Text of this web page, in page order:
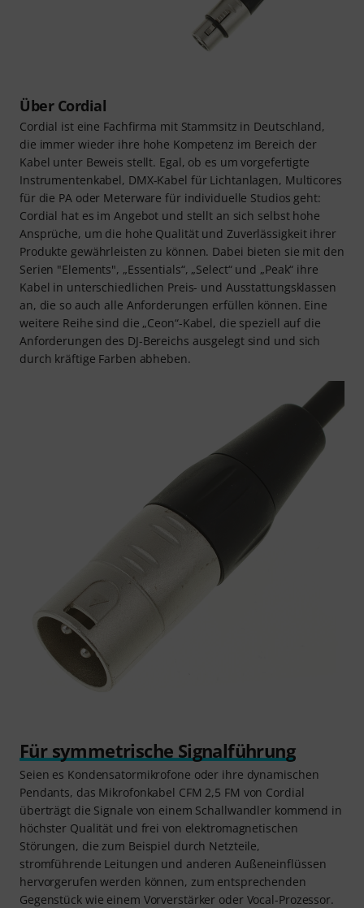
Über Cordial
Cordial ist eine Fachfirma mit Stammsitz in Deutschland,
die immer wieder ihre hohe Kompetenz im Bereich der
Kabel unter Beweis stellt. Egal, ob es um vorgefertigte
Instrumentenkabel, DMX-Kabel für Lichtanlagen, Multicores
für die PA oder Meterware für individuelle Studios geht:
Cordial hat es im Angebot und stellt an sich selbst hohe
Ansprüche, um die hohe Qualität und Zuverlässigkeit ihrer
Produkte gewährleisten zu können. Dabei bieten sie mit den
Serien "Elements", „Essentials“, „Select“ und „Peak“ ihre
Kabel in unterschiedlichen Preis- und Ausstattungsklassen
an, die so auch alle Anforderungen erfüllen können. Eine
weitere Reihe sind die „Ceon“-Kabel, die speziell auf die
Anforderungen des DJ-Bereichs ausgelegt sind und sich
durch kräftige Farben abheben.
Für symmetrische Signalführung
Seien es Kondensatormikrofone oder ihre dynamischen
Pendants, das Mikrofonkabel CFM 2,5 FM von Cordial
überträgt die Signale von einem Schallwandler kommend in
höchster Qualität und frei von elektromagnetischen
Störungen, die zum Beispiel durch Netzteile,
stromführende Leitungen und anderen Außeneinflüssen
hervorgerufen werden können, zum entsprechenden
Gegenstück wie einem Vorverstärker oder Vocal-Prozessor.